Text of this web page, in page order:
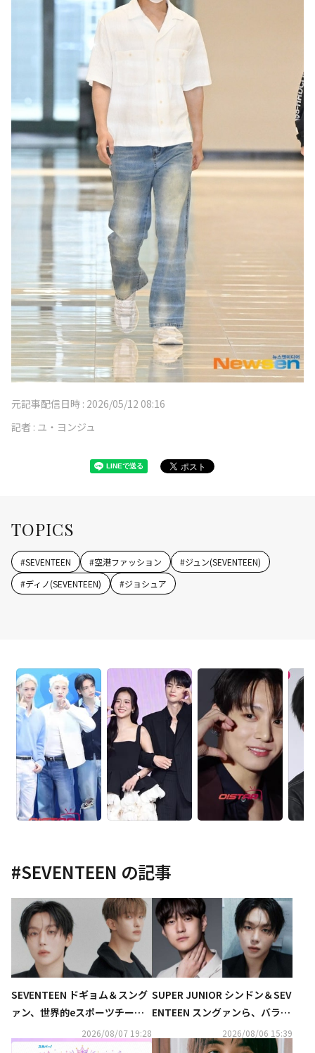
元記事配信日時 : 2026/05/12 08:16
記者 : ユ・ヨンジュ
TOPICS
#SEVENTEEN #空港ファッション #ジュン(SEVENTEEN)
#ディノ(SEVENTEEN) #ジョシュア
#SEVENTEEN の記事
SEVENTEEN ドギョム＆スング
ァン、世界的eスポーツチーム
とコラボ！応援ソングを8月10
日にリリース
2026/08/07 19:28
SUPER JUNIOR シンドン＆SEV
ENTEEN スングァンら、バラエ
ティ番組「大脱出」新シーズン
に出演決定
2026/08/06 15:39